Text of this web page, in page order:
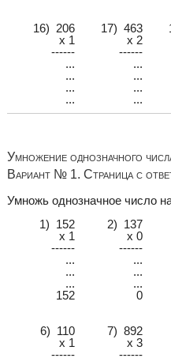
16) 206 17) 463
x 1
x 2
------
------
...
...
...
...
...
...
...
...
Умножение однозначного
Вариант № 1. Страница с
Умножь однозначное число
1) 152
2) 137
x 1
x 0
------
------
...
...
...
...
...
...
152
0
6) 110 7) 892
x 1
x 3
------
------